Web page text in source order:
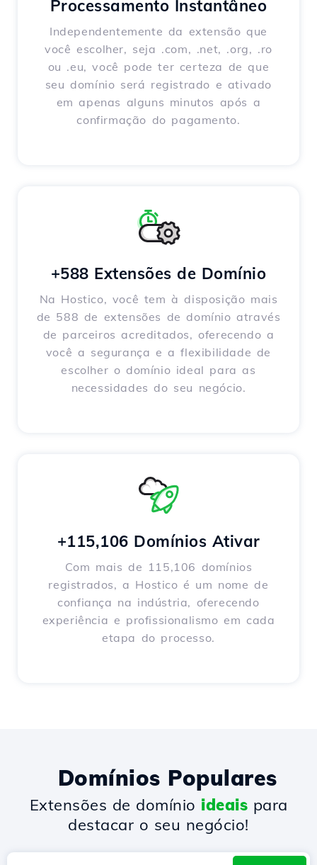
Processamento Instantâneo
Independentemente da extensão que
você escolher, seja .com, .net, .org, .ro
ou .eu, você pode ter certeza de que
seu domínio será registrado e ativado
em apenas alguns minutos após a
confirmação do pagamento.
+588 Extensões de Domínio
Na Hostico, você tem à disposição mais
de 588 de extensões de domínio através
de parceiros acreditados, oferecendo a
você a segurança e a flexibilidade de
escolher o domínio ideal para as
necessidades do seu negócio.
+115,106 Domínios Ativar
Com mais de 115,106 domínios
registrados, a Hostico é um nome de
confiança na indústria, oferecendo
experiência e profissionalismo em cada
etapa do processo.
Domínios Populares
Extensões de domínio ideais para
destacar o seu negócio!